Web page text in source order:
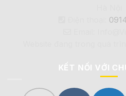
KẾT NỐI VỚI